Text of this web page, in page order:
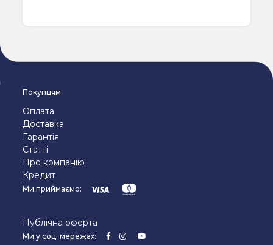
Покупцям
Оплата
Доставка
Гарантія
Статті
Про компанію
Кредит
Ми приймаємо:
Публічна оферта
Ми у соц. мережах: